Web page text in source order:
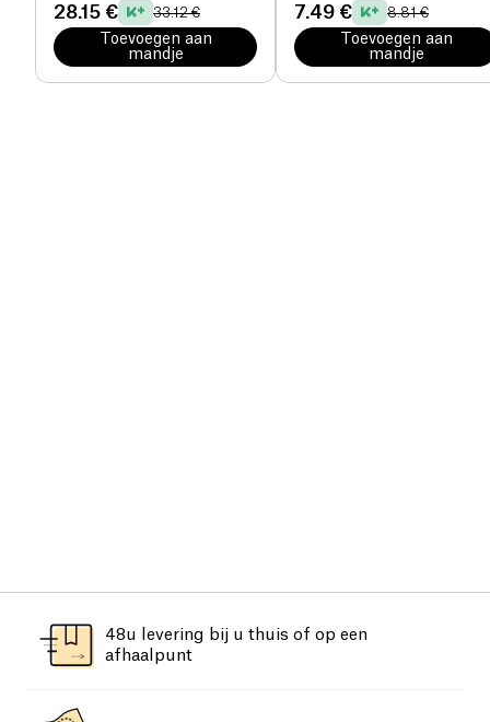
28.15 € 33.12 €
Toevoegen aan
mandje
7.49 € 8.81 €
Toevoegen aan
mandje
48u levering bij u thuis of op een
afhaalpunt